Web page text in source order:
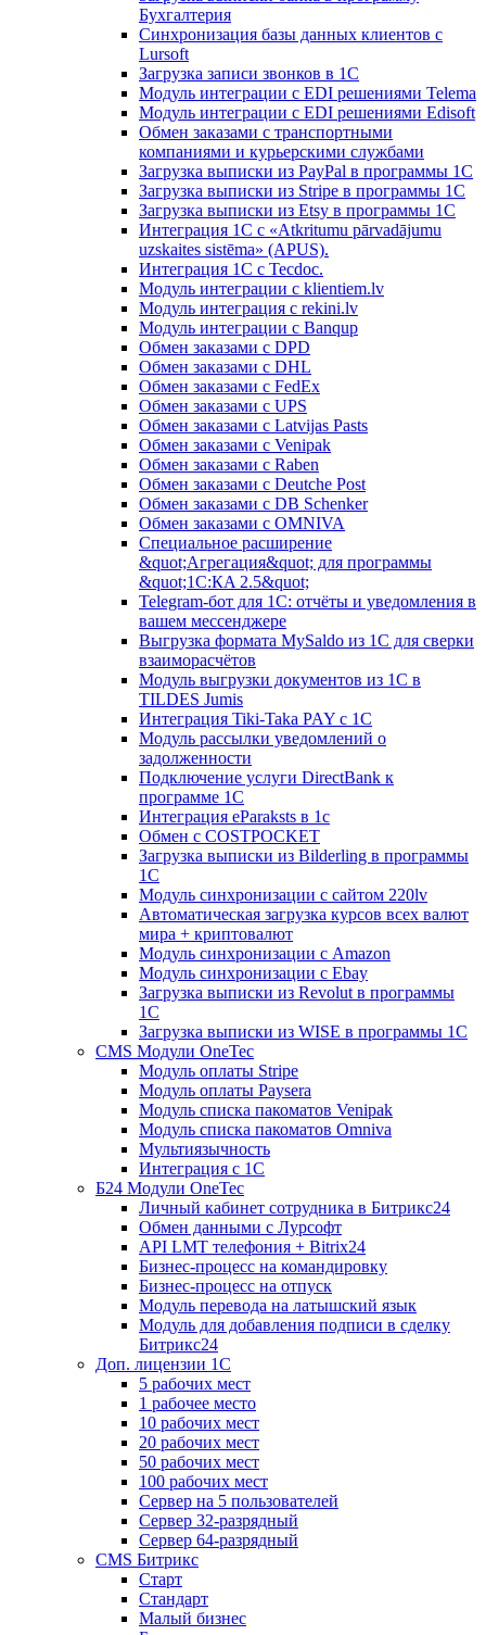
Бухгалтерия
Синхронизация базы данных клиентов с
Lursoft
Загрузка записи звонков в 1С
Модуль интеграции с EDI решениями Telema
Модуль интеграции с EDI решениями Edisoft
Обмен заказами с транспортными
компаниями и курьерскими службами
Загрузка выписки из PayPal в программы 1C
Загрузка выписки из Stripe в программы 1C
Загрузка выписки из Etsy в программы 1C
Интеграция 1С с «Atkritumu pārvadājumu
uzskaites sistēma» (APUS).
Интеграция 1С с Tecdoc.
Модуль интеграции с klientiem.lv
Модуль интеграция с rekini.lv
Модуль интеграции с Banqup
Обмен заказами с DPD
Обмен заказами с DHL
Обмен заказами с FedEx
Обмен заказами с UPS
Обмен заказами с Latvijas Pasts
Обмен заказами с Venipak
Обмен заказами с Raben
Обмен заказами с Deutche Post
Обмен заказами с DB Schenker
Обмен заказами с OMNIVA
Специальное расширение
&quot;Агрегация&quot; для программы
&quot;1С:КA 2.5&quot;
Telegram-бот для 1С: отчёты и уведомления в
вашем мессенджере
Выгрузка формата MySaldo из 1C для сверки
взаиморасчётов
Модуль выгрузки документов из 1С в
TILDES Jumis
Интеграция Tiki-Taka PAY с 1С
Модуль рассылки уведомлений о
задолженности
Подключение услуги DirectBank к
программе 1С
Интеграция eParaksts в 1с
Обмен с COSTPOCKET
Загрузка выписки из Bilderling в программы
1C
Модуль синхронизации с сайтом 220lv
Автоматическая загрузка курсов всех валют
мира + криптовалют
Модуль синхронизации с Amazon
Модуль синхронизации с Ebay
Загрузка выписки из Revolut в программы
1C
Загрузка выписки из WISE в программы 1C
CMS Модули OneTec
Модуль оплаты Stripe
Модуль оплаты Paysera
Модуль списка пакоматов Venipak
Модуль списка пакоматов Omniva
Мультиязычность
Интеграция с 1С
Б24 Модули OneTec
Личный кабинет сотрудника в Битрикс24
Обмен данными с Лурсофт
API LMT телефония + Bitrix24
Бизнес-процесс на командировку
Бизнес-процесс на отпуск
Модуль перевода на латышский язык
Модуль для добавления подписи в сделку
Битрикс24
Доп. лицензии 1С
5 рабочих мест
1 рабочее место
10 рабочих мест
20 рабочих мест
50 рабочих мест
100 рабочих мест
Сервер на 5 пользователей
Сервер 32-разрядный
Сервер 64-разрядный
CMS Битрикс
Старт
Стандарт
Малый бизнес